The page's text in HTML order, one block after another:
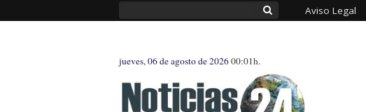
Aviso Legal
jueves, 06 de agosto de 202600:01h.